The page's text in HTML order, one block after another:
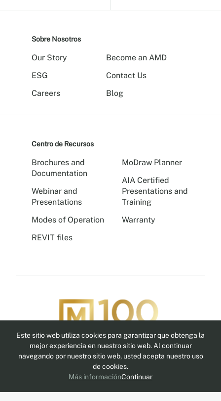
Síguenos
Sobre Nosotros
Our Story
ESG
Careers
Become an AMD
Contact Us
Blog
Centro de Recursos
Brochures and
Documentation
Webinar and
Presentations
Modes of Operation
REVIT files
MoDraw Planner
AIA Certified
Presentations and
Training
Warranty
Este sitio web utiliza cookies para garantizar que obtenga la
mejor experiencia en nuestro sitio web. Al continuar
navegando por nuestro sitio web, usted acepta nuestro uso
de cookies.
Más informaciónContinuar